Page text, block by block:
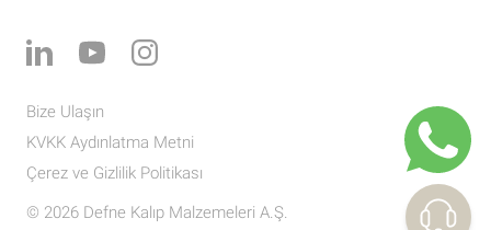
© 2026 Defne Kalıp Malzemeleri A.Ş.
Bize Ulaşın
KVKK Aydınlatma Metni
Çerez ve Gizlilik Politikası